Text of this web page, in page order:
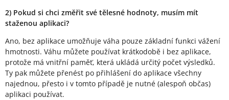
2) Pokud si chci změřit své tělesné hodnoty, musím mít
staženou aplikaci?
Ano, bez aplikace umožňuje váha pouze základní funkci vážení
hmotnosti. Váhu můžete používat krátkodobě i bez aplikace,
protože má vnitřní paměť, která ukládá určitý počet výsledků.
Ty pak můžete přenést po přihlášení do aplikace všechny
najednou, přesto i v tomto případě je nutné (alespoň občas)
aplikaci používat.